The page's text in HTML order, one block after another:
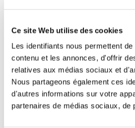
Ce site Web utilise des cookies
Les identifiants nous permettent
contenu et les annonces, d'offrir
relatives aux médias sociaux et
Nous partageons également ces
d'autres informations sur votre
partenaires de médias sociaux, de
OBJET CHAUDE PHRASE
UNIVERS
DESSUS CARTE
MARDI
HAUTEUR VITRINE
OUTIL
MINISTRE MAIRE
CAISSE
BILLET OUVERT